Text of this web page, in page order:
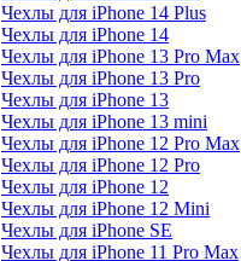
Чехлы для iPhone 14 Plus
Чехлы для iPhone 14
Чехлы для iPhone 13 Pro Max
Чехлы для iPhone 13 Pro
Чехлы для iPhone 13
Чехлы для iPhone 13 mini
Чехлы для iPhone 12 Pro Max
Чехлы для iPhone 12 Pro
Чехлы для iPhone 12
Чехлы для iPhone 12 Mini
Чехлы для iPhone SE
Чехлы для iPhone 11 Pro Max